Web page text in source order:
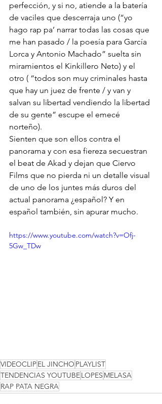
perfección, y si no, atiende a la batería
de vaciles que descerraja uno (“yo
hago rap pa’ narrar todas las cosas que
me han pasado / la poesía para García
Lorca y Antonio Machado” suelta sin
miramientos el Kinkillero Neto) y el
otro ( “todos son muy criminales hasta
que hay un juez de frente / y van y
salvan su libertad vendiendo la libertad
de su gente” escupe el emecé
norteño).
Sienten que son ellos contra el
panorama y con esa fiereza secuestran
el beat de Akad y dejan que Ciervo
Films que no pierda ni un detalle visual
de uno de los juntes más duros del
actual panorama ¿español? Y en
español también, sin apurar mucho.
https://www.youtube.com/watch?v=Ofj-
5Gw_TDw
VIDEOCLIPEL JINCHO PLAYLIST
TENDENCIAS YOUTUBELOPES MELASA
RAP PATA NEGRA